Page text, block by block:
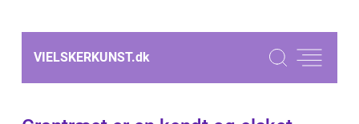
VIELSKERKUNST.dk